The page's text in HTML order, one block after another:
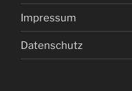
Impressum
Datenschutz